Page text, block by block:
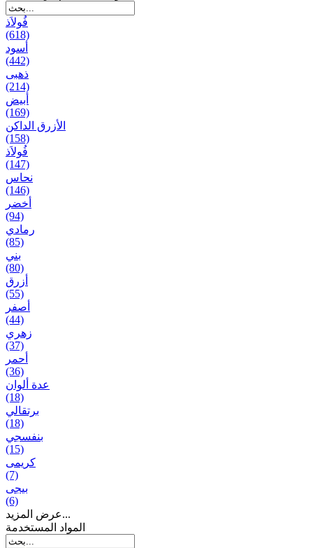
فُولاَذ
(618)
أسود
(442)
ذهبی
(214)
أبيض
(169)
الأزرق الداكن
(158)
فُولاَذ
(147)
نحاس
(146)
أخضر
(94)
رمادي
(85)
بني
(80)
أزرق
(55)
أصفر
(44)
زهري
(37)
أحمر
(36)
عدة ألوان
(18)
برتقالي
(18)
بنفسجي
(15)
کریمی
(7)
بيجی
(6)
عرض المزيد...
المواد المستخدمة